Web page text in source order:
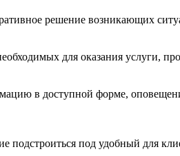
решение возникающих
для оказания услуги,
в доступной форме,
подстроиться под удобный для